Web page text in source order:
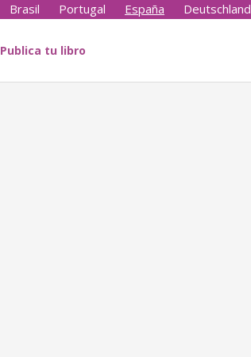
Brasil Portugal España Deutschland
Publica tu libro